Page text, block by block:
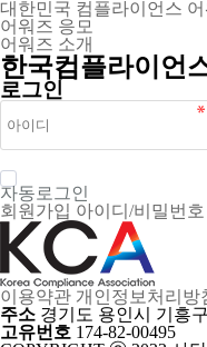
대한민국 컴플라이언스 어
어워즈 응모
어워즈 소개
한국컴플라이언
로그인
자동로그인
회원가입 아이디/비밀번호
이용약관 개인정보처리방
주소 경기도 용인시 기흥
고유번호 174-82-00495